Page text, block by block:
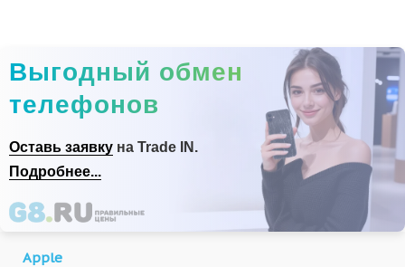
Выгодный обмен
телефонов
Оставь заявку на Trade IN.
Подробнее...
Apple